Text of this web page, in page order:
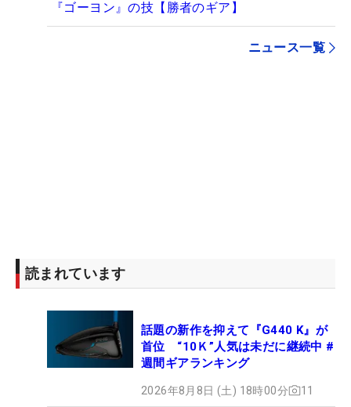
『ゴーヨン』の技【勝者のギア】
ニュース一覧
読まれています
話題の新作を抑えて『G440 K』が
首位 “10Ｋ”人気は未だに継続中 #
週間ギアランキング
2026年8月8日 (土) 18時00分 11